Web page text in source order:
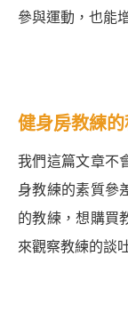
參與運動，也能
健身房教練
我們這篇文章不
身教練的素質參
的教練，想購買
來觀察教練的談